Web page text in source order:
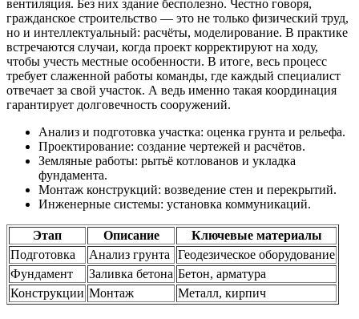
вентиляция. Без них здание бесполезно. Честно говоря,
гражданское строительство — это не только физический труд,
но и интеллектуальный: расчёты, моделирование. В практике
встречаются случаи, когда проект корректируют на ходу,
чтобы учесть местные особенности. В итоге, весь процесс
требует слаженной работы команды, где каждый специалист
отвечает за свой участок. А ведь именно такая координация
гарантирует долговечность сооружений.
Анализ и подготовка участка: оценка грунта и рельефа.
Проектирование: создание чертежей и расчётов.
Земляные работы: рытьё котлованов и укладка
фундамента.
Монтаж конструкций: возведение стен и перекрытий.
Инженерные системы: установка коммуникаций.
Этап Описание
Ключевые материалы
Подготовка
Анализ грунта
Геодезическое оборудование
Фундамент
Заливка бетона Бетон, арматура
Конструкции Монтаж Металл, кирпич